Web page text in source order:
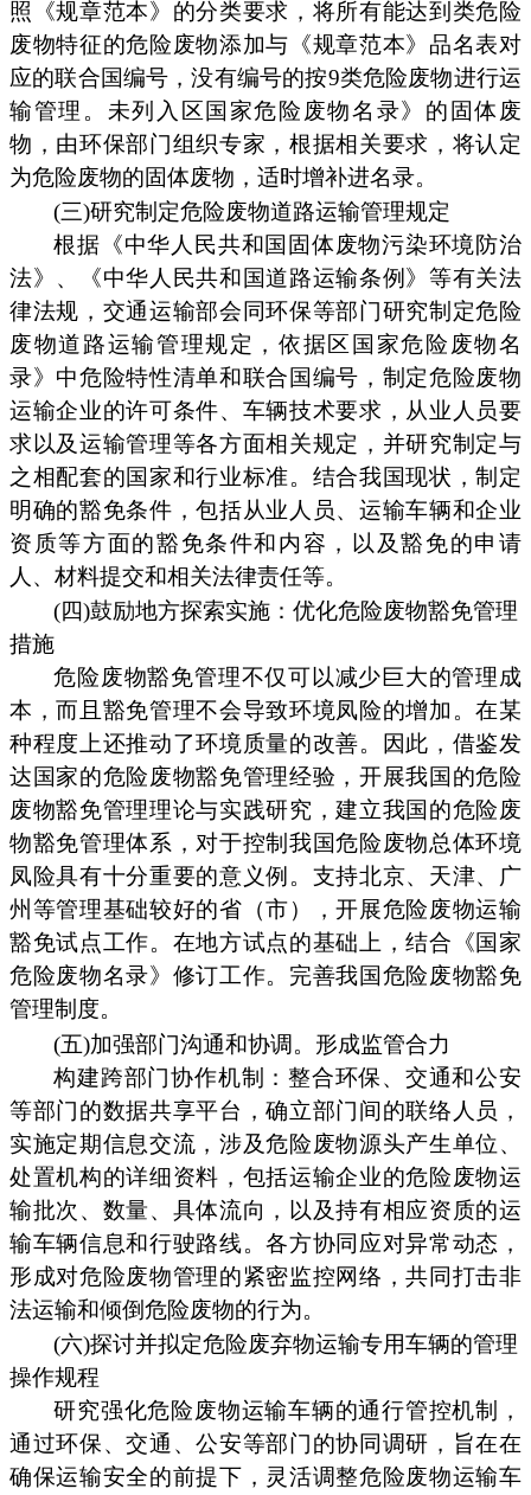
照《规章范本》的分类要求，将所有能达到类危险
废物特征的危险废物添加与《规章范本》品名表对
应的联合国编号，没有编号的按9类危险废物进行运
输管理。未列入区国家危险废物名录》的固体废
物，由环保部门组织专家，根据相关要求，将认定
为危险废物的固体废物，适时增补进名录。
(三)研究制定危险废物道路运输管理规定
根据《中华人民共和国固体废物污染环境防治
法》、《中华人民共和国道路运输条例》等有关法
律法规，交通运输部会同环保等部门研究制定危险
废物道路运输管理规定，依据区国家危险废物名
录》中危险特性清单和联合国编号，制定危险废物
运输企业的许可条件、车辆技术要求，从业人员要
求以及运输管理等各方面相关规定，并研究制定与
之相配套的国家和行业标准。结合我国现状，制定
明确的豁免条件，包括从业人员、运输车辆和企业
资质等方面的豁免条件和内容，以及豁免的申请
人、材料提交和相关法律责任等。
(四)鼓励地方探索实施：优化危险废物豁免管理
措施
危险废物豁免管理不仅可以减少巨大的管理成
本，而且豁免管理不会导致环境凤险的增加。在某
种程度上还推动了环境质量的改善。因此，借鉴发
达国家的危险废物豁免管理经验，开展我国的危险
废物豁免管理理论与实践研究，建立我国的危险废
物豁免管理体系，对于控制我国危险废物总体环境
凤险具有十分重要的意义例。支持北京、天津、广
州等管理基础较好的省（市），开展危险废物运输
豁免试点工作。在地方试点的基础上，结合《国家
危险废物名录》修订工作。完善我国危险废物豁免
管理制度。
(五)加强部门沟通和协调。形成监管合力
构建跨部门协作机制：整合环保、交通和公安
等部门的数据共享平台，确立部门间的联络人员，
实施定期信息交流，涉及危险废物源头产生单位、
处置机构的详细资料，包括运输企业的危险废物运
输批次、数量、具体流向，以及持有相应资质的运
输车辆信息和行驶路线。各方协同应对异常动态，
形成对危险废物管理的紧密监控网络，共同打击非
法运输和倾倒危险废物的行为。
(六)探讨并拟定危险废弃物运输专用车辆的管理
操作规程
研究强化危险废物运输车辆的通行管控机制，
通过环保、交通、公安等部门的协同调研，旨在在
确保运输安全的前提下，灵活调整危险废物运输车